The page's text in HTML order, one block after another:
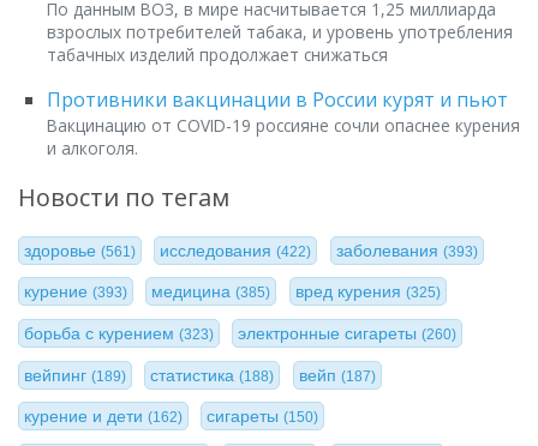
По данным ВОЗ, в мире насчитывается 1,25 миллиарда
взрослых потребителей табака, и уровень употребления
табачных изделий продолжает снижаться
Противники вакцинации в России курят и пьют
Вакцинацию от COVID-19 россияне сочли опаснее курения
и алкоголя.
Новости по тегам
здоровье (561) исследования(422) заболевания (393)
курение (393) медицина(385) вред курения (325)
борьба с курением (323) электронные сигареты(260)
вейпинг (189) статистика(188) вейп (187)
курение и дети (162) сигареты(150)